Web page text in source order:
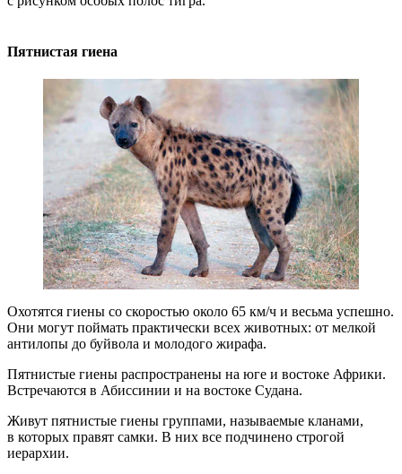
Пятнистая гиена
Охотятся гиены со скоростью около 65 км/ч и весьма успешно.
Они могут поймать практически всех животных: от мелкой
антилопы до буйвола и молодого жирафа.
Пятнистые гиены распространены на юге и востоке Африки.
Встречаются в Абиссинии и на востоке Судана.
Живут пятнистые гиены группами, называемые кланами,
в которых правят самки. В них все подчинено строгой
иерархии.